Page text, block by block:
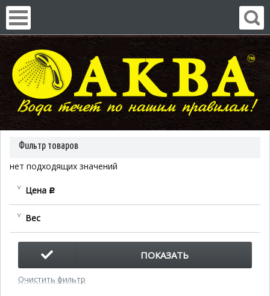
Фильтр товаров
нет подходящих значений
Цена c
Вес
ПОКАЗАТЬ
Очистить фильтр